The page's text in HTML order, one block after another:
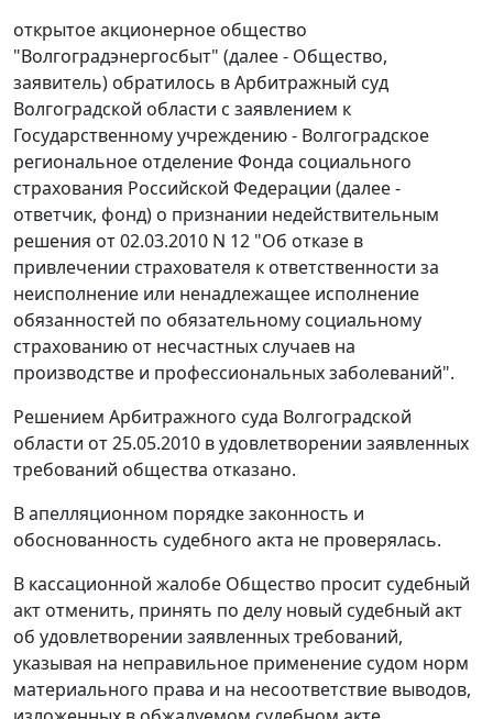
открытое акционерное общество
"Волгоградэнергосбыт" (далее - Общество,
заявитель) обратилось в Арбитражный суд
Волгоградской области с заявлением к
Государственному учреждению - Волгоградское
региональное отделение Фонда социального
страхования Российской Федерации (далее -
ответчик, фонд) о признании недействительным
решения от 02.03.2010 N 12 "Об отказе в
привлечении страхователя к ответственности за
неисполнение или ненадлежащее исполнение
обязанностей по обязательному социальному
страхованию от несчастных случаев на
производстве и профессиональных заболеваний".
Решением Арбитражного суда Волгоградской
области от 25.05.2010 в удовлетворении заявленных
требований общества отказано.
В апелляционном порядке законность и
обоснованность судебного акта не проверялась.
В кассационной жалобе Общество просит судебный
акт отменить, принять по делу новый судебный акт
об удовлетворении заявленных требований,
указывая на неправильное применение судом норм
материального права и на несоответствие выводов,